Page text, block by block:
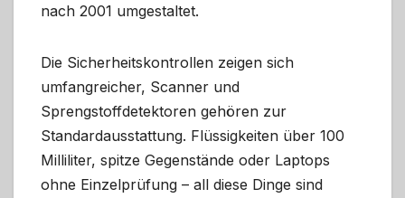
nach 2001 umgestaltet.
Die Sicherheitskontrollen zeigen sich
umfangreicher, Scanner und
Sprengstoffdetektoren gehören zur
Standardausstattung. Flüssigkeiten über 100
Milliliter, spitze Gegenstände oder Laptops
ohne Einzelprüfung – all diese Dinge sind